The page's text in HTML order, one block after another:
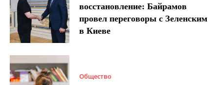
восстановление: Байрамов
провел переговоры с Зеленским
в Киеве
Общество